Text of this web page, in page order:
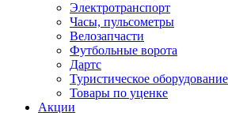
Электротранспорт
Часы, пульсометры
Велозапчасти
Футбольные ворота
Дартс
Туристическое оборудование
Товары по уценке
Акции